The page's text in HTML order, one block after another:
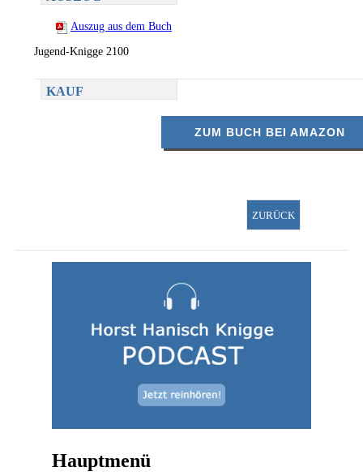
Auszug aus dem Buch
Jugend-Knigge 2100
KAUF
ZUM BUCH BEI AMAZON
ZURÜCK
Hauptmenü